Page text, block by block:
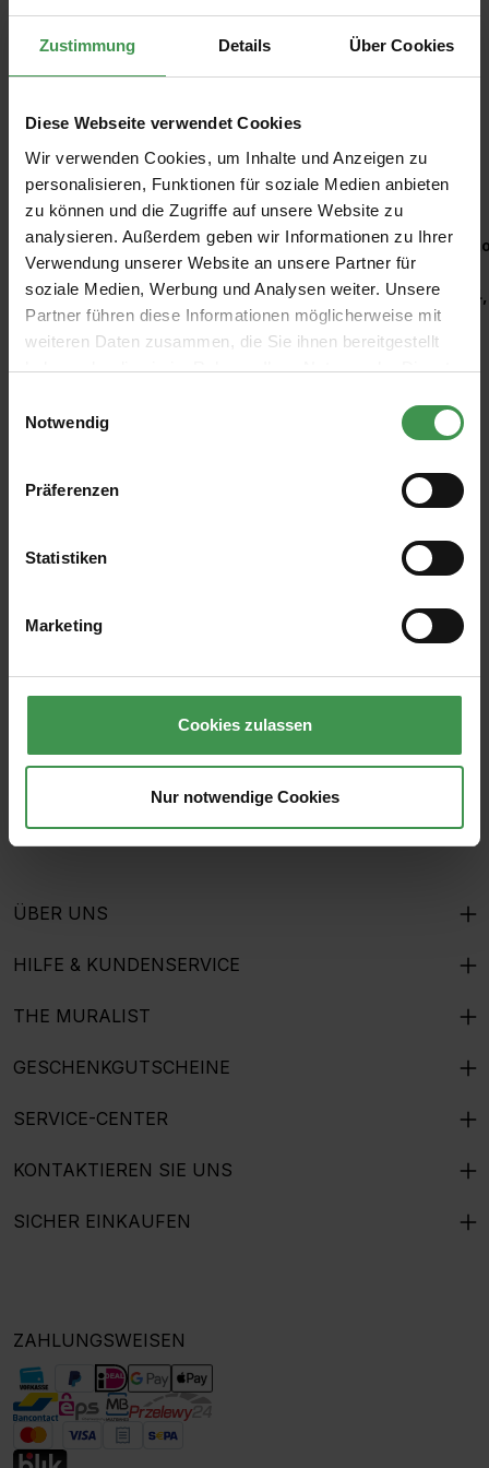
Zustimmung Details Über Cookies
Diese Webseite verwendet Cookies
Wir verwenden Cookies, um Inhalte und Anzeigen zu
personalisieren, Funktionen für soziale Medien anbieten
zu können und die Zugriffe auf unsere Website zu
analysieren. Außerdem geben wir Informationen zu Ihrer
Verwendung unserer Website an unsere Partner für
soziale Medien, Werbung und Analysen weiter. Unsere
Partner führen diese Informationen möglicherweise mit
weiteren Daten zusammen, die Sie ihnen bereitgestellt
haben oder die sie im Rahmen Ihrer Nutzung der Dienste
Notwendig
Präferenzen
Statistiken
Marketing
Cookies zulassen
Nur notwendige Cookies
Empfohlenes Zubehör
Produktgalerie überspringen
Kleisterroller
6,97 €
E-Mail-Adresse*
Ich habe dieDatenschutzbestimmungenzur Kenntnis
einverstanden.
ÜBER UNS
HILFE & KUNDENSERVICE
THE MURALIST
GESCHENKGUTSCHEINE
SERVICE-CENTER
KONTAKTIEREN SIE UNS
SICHER EINKAUFEN
ZAHLUNGSWEISEN